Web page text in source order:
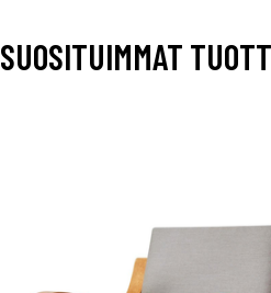
SUOSITUIMMAT